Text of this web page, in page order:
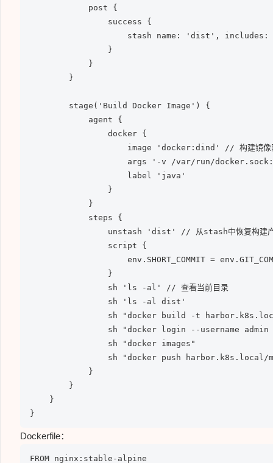
post {
success {
stash name: 'dist', includes: 'dist/**' //
}
}
}
stage('Build Docker Image') {
agent {
docker {
image 'docker:dind' // 构建镜像阶段使
args '-v /var/run/docker.sock:/var/run/
label 'java'
}
}
steps {
unstash 'dist' // 从stash中恢复构建产
script {
env.SHORT_COMMIT =
}
sh 'ls -al' // 查看当前目录
sh 'ls -al dist'
sh "docker build -t harbor.k8s.local/mall-
sh "docker login --username admin --
sh "docker images"
sh "docker push harbor.k8s.local/mall-
}
}
}
}
Dockerfile：
FROM nginx:stable-alpine